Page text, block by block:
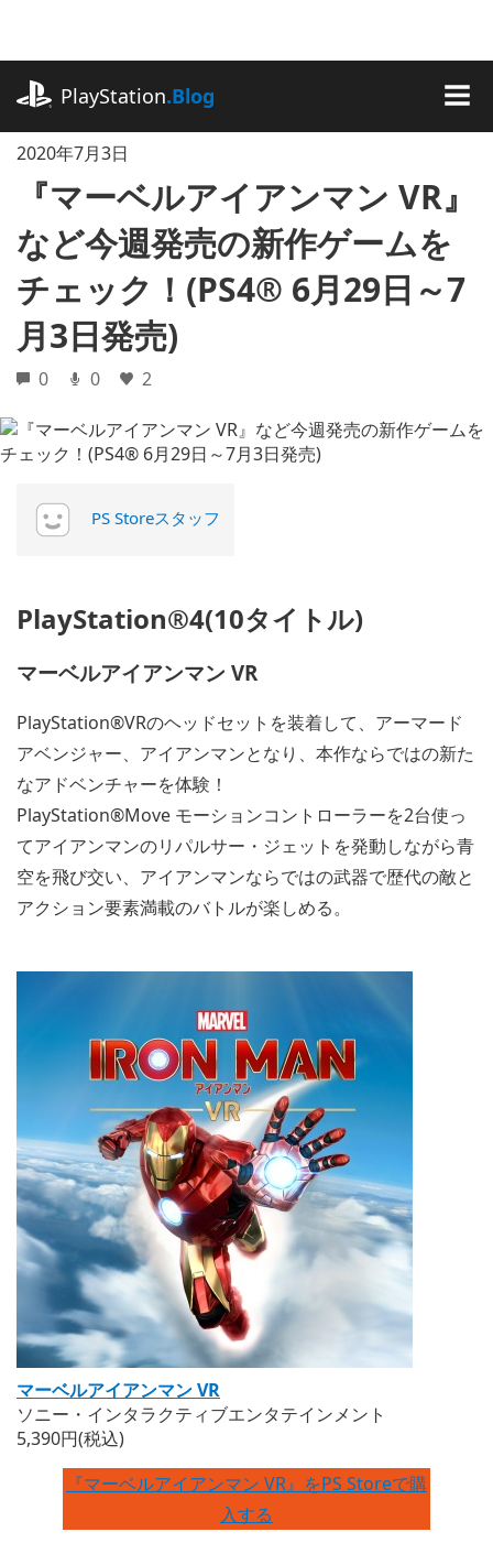
に
ッ
PlayStation.Blog
2020年7月3日
『マーベルアイアンマン VR』
など今週発売の新作ゲームを
チェック！(PS4® 6月29日～7
月3日発売)
0 0 2
PS Storeスタッフ
PlayStation®4(10タイトル)
マーベルアイアンマン VR
PlayStation®VRのヘッドセットを装着して、アーマード
アベンジャー、アイアンマンとなり、本作ならではの新た
なアドベンチャーを体験！
PlayStation®Move モーションコントローラーを2台使っ
てアイアンマンのリパルサー・ジェットを発動しながら青
空を飛び交い、アイアンマンならではの武器で歴代の敵と
アクション要素満載のバトルが楽しめる。
マーベルアイアンマン VR
ソニー・インタラクティブエンタテインメント
5,390円(税込)
『マーベルアイアンマン VR』をPS Storeで購
入する